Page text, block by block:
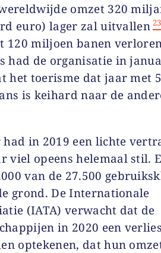
omzet 320
euro) lager zal uitvallen 23
120 miljoen banen
had de organisatie in
het toerisme dat jaar met
is keihard naar de
in 2019 een lichte
viel opeens helemaal stil.
van de 27.500
grond. De Internationale
(IATA) verwacht dat de
in 2020 een
optekenen, dat hun